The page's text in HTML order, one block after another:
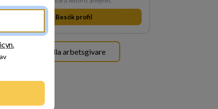
medkänsla, mod och handlingskraft
genomsyrar allt vi gör. Vi är tydliga med vad vi
samtidigt möjligheter att växa och utvecklas
internt.
Besök profil
Se alla arbetsgivare